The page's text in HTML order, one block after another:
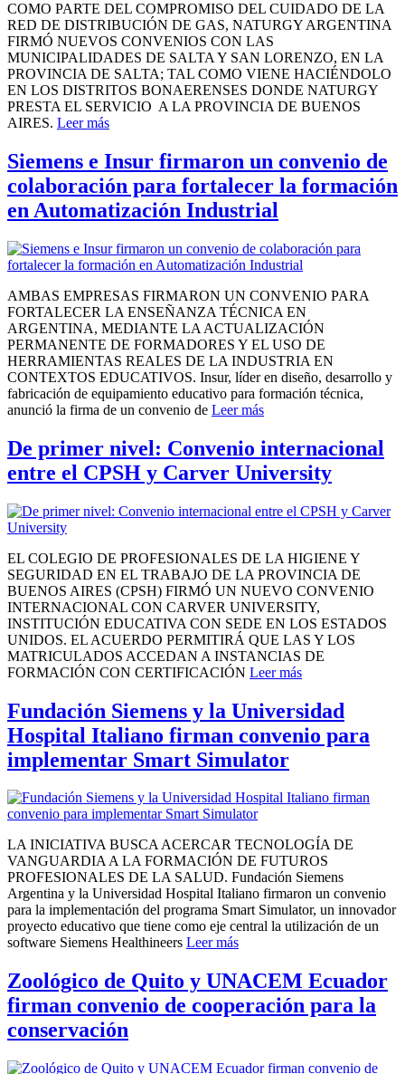
COMO PARTE DEL COMPROMISO DEL CUIDADO DE LA
RED DE DISTRIBUCIÓN DE GAS, NATURGY ARGENTINA
FIRMÓ NUEVOS CONVENIOS CON LAS
MUNICIPALIDADES DE SALTA Y SAN LORENZO, EN LA
PROVINCIA DE SALTA; TAL COMO VIENE HACIÉNDOLO
EN LOS DISTRITOS BONAERENSES DONDE NATURGY
PRESTA EL SERVICIO A LA PROVINCIA DE BUENOS
AIRES. Leer más
Siemens e Insur firmaron un convenio de
colaboración para fortalecer la formación
en Automatización Industrial
AMBAS EMPRESAS FIRMARON UN CONVENIO PARA
FORTALECER LA ENSEÑANZA TÉCNICA EN
ARGENTINA, MEDIANTE LA ACTUALIZACIÓN
PERMANENTE DE FORMADORES Y EL USO DE
HERRAMIENTAS REALES DE LA INDUSTRIA EN
CONTEXTOS EDUCATIVOS. Insur, líder en diseño, desarrollo y
fabricación de equipamiento educativo para formación técnica,
anunció la firma de un convenio de Leer más
De primer nivel: Convenio internacional
entre el CPSH y Carver University
EL COLEGIO DE PROFESIONALES DE LA HIGIENE Y
SEGURIDAD EN EL TRABAJO DE LA PROVINCIA DE
BUENOS AIRES (CPSH) FIRMÓ UN NUEVO CONVENIO
INTERNACIONAL CON CARVER UNIVERSITY,
INSTITUCIÓN EDUCATIVA CON SEDE EN LOS ESTADOS
UNIDOS. EL ACUERDO PERMITIRÁ QUE LAS Y LOS
MATRICULADOS ACCEDAN A INSTANCIAS DE
FORMACIÓN CON CERTIFICACIÓN Leer más
Fundación Siemens y la Universidad
Hospital Italiano firman convenio para
implementar Smart Simulator
LA INICIATIVA BUSCA ACERCAR TECNOLOGÍA DE
VANGUARDIA A LA FORMACIÓN DE FUTUROS
PROFESIONALES DE LA SALUD. Fundación Siemens
Argentina y la Universidad Hospital Italiano firmaron un convenio
para la implementación del programa Smart Simulator, un innovador
proyecto educativo que tiene como eje central la utilización de un
software Siemens Healthineers Leer más
Zoológico de Quito y UNACEM Ecuador
firman convenio de cooperación para la
conservación